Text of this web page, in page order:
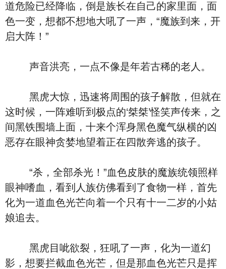
道危险已经降临，倒是族长在自己的家里面，面
色一变，想都不想地大吼了一声，“魔族到来，开
启大阵！”
声音洪亮，一点不像是年若古稀的老人。
黑虎大惊，迅速将周围的孩子解散，但就在
这时候，一阵难听到极点的‘桀桀’怪笑声传来，之
间黑铁围墙上面，十来个浑身黑色魔气纵横的凶
恶存在眼神贪婪地望着正在四散奔逃的孩子。
“杀，全部杀光！”血色皮肤的魔族统领照样
眼神嗜血，看到人族仿佛看到了食物一样，首先
化为一道血色光芒向着一个只有十一二岁的小姑
娘追去。
黑虎目呲欲裂，狂吼了一声，化为一道幻
影，想要拦截血色光芒，但是那血色光芒只是挥